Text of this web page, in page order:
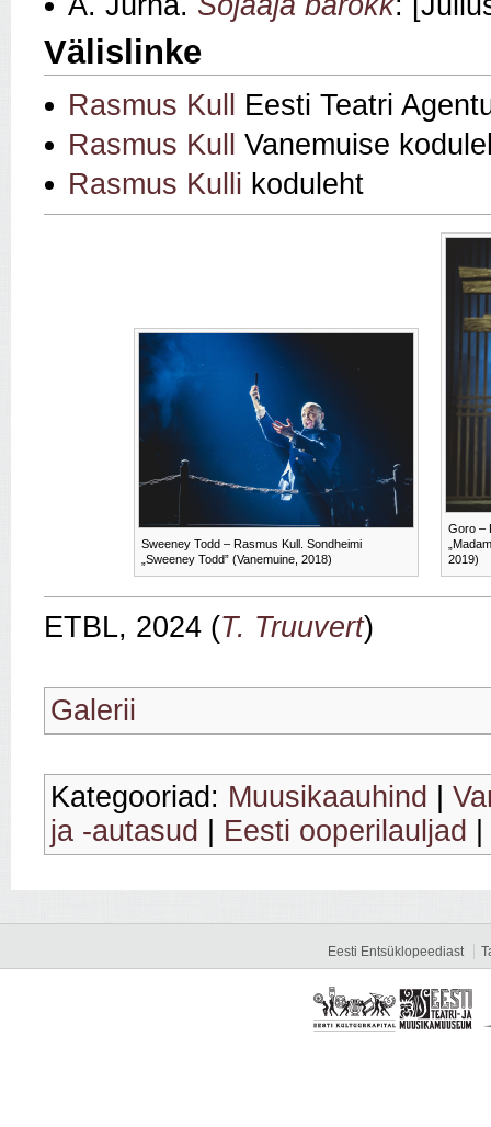
Välislinke
Rasmus Kull
Eesti Teatri
Rasmus Kull
Vanemuise
Rasmus Kulli koduleht
Sweeney Todd – Rasmus Kull. Sondheimi
„Sweeney Todd” (Vanemuine, 2018)
Goro –
2019)
ETBL, 2024 (T. Truuvert)
Galerii
Kategooriad: Muusikaauhind
ja -autasud
Eesti ooperilauljad
Eesti Entsüklopeediast